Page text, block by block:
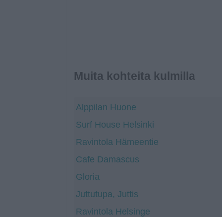
Muita kohteita kulmilla
Alppilan Huone
Surf House Helsinki
Ravintola Hämeentie
Cafe Damascus
Gloria
Juttutupa, Juttis
Ravintola Helsinge